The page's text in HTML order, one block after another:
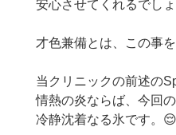
安心させてくれるでしょ
才色兼備とは、この事
当クリニックの前述の
情熱の炎ならば、今回
冷静沈着なる氷です。😌